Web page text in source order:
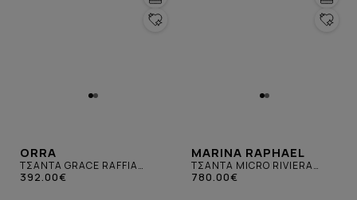
ORRA
ΤΣΑΝΤΑ GRACE RAFFIA
ΣΚΟΥΡΑ ΓΚΡΙ
392.00€
MARINA RAPHAEL
ΤΣΑΝΤΑ MICRO RIVIERA
RAFFIA & CREAM
780.00€